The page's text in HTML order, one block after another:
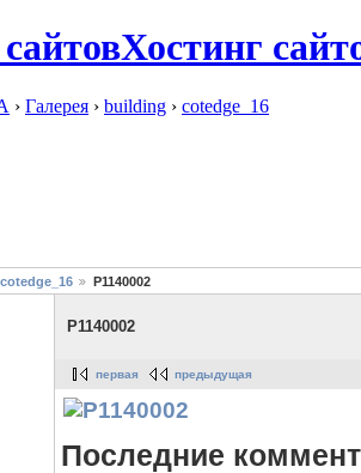
Хостинг
› Галерея › building › cotedge_16
cotedge_16 P1140002
P1140002
первая предыдущая
Последние